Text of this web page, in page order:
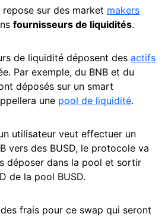
sur des market makers
fournisseurs de liquidités.
de liquidité déposent des actifs
Par exemple, du BNB et du
déposés sur un smart
une pool de liquidité.
utilisateur veut effectuer un
vers des BUSD, le protocole va
déposer dans la pool et sortir
de la pool BUSD.
des frais pour ce swap qui seront